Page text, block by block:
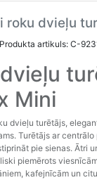
roku dvieļu
Produkta artikuls: C-
Mini
dvieļu turētājs,
Turētājs ar centrālo
pie sienas. Ātri
piemērots
kafejnīcām un